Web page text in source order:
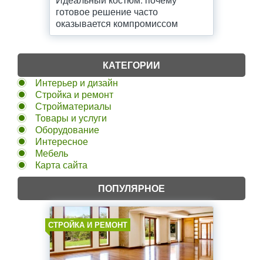
готовое решение часто
оказывается компромиссом
КАТЕГОРИИ
Интерьер и дизайн
Стройка и ремонт
Стройматериалы
Товары и услуги
Оборудование
Интересное
Мебель
Карта сайта
ПОПУЛЯРНОЕ
СТРОЙКА И РЕМОНТ